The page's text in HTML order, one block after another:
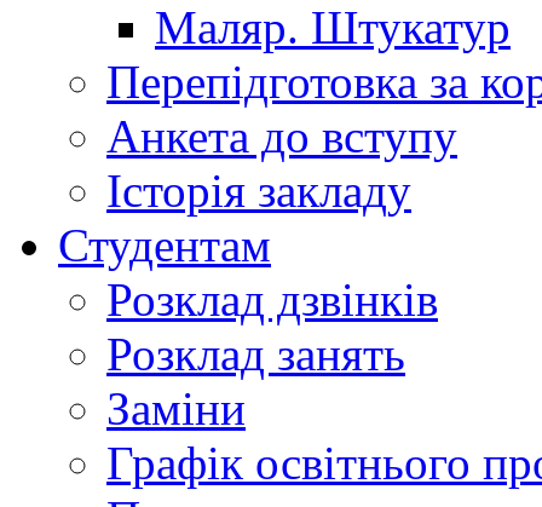
Маляр. Штукатур
Перепідготовка за
Анкета до вступу
Історія закладу
Студентам
Розклад дзвінків
Розклад занять
Заміни
Графік освітнього